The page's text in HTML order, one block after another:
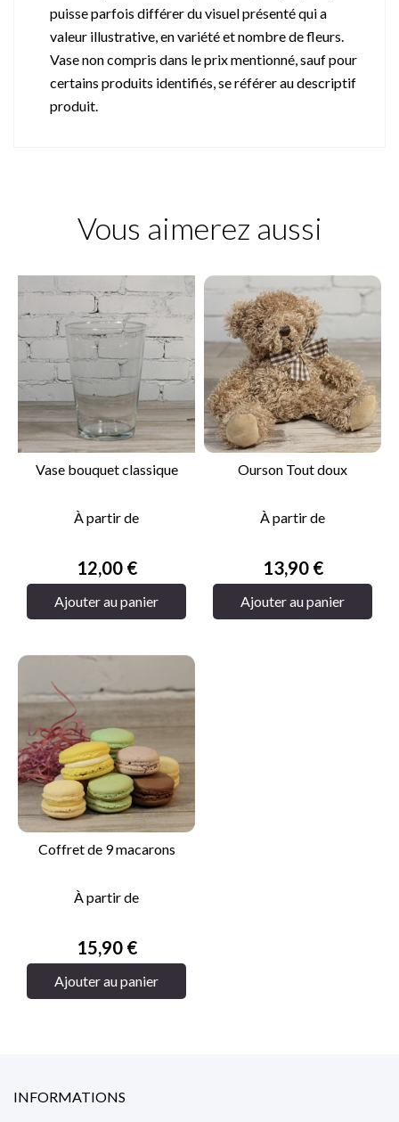
puisse parfois différer du visuel présenté qui a
valeur illustrative, en variété et nombre de fleurs.
Vase non compris dans le prix mentionné, sauf pour
certains produits identifiés, se référer au descriptif
produit.
Vous aimerez aussi
Vase bouquet classique
À partir de
Prix
12,00 €
Ajouter au panier
Ourson Tout doux
À partir de
Prix
13,90 €
Ajouter au panier
Coffret de 9 macarons
À partir de
Prix
15,90 €
Ajouter au panier
INFORMATIONS